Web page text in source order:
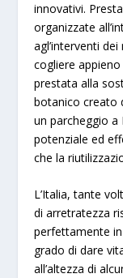
innovativi.
organizzate
agl’interventi
cogliere
prestata alla
botanico creato
un parcheggio a
potenziale ed
che la
L’Italia, tante
di arretratezza
perfettamente
grado di dare
all’altezza di